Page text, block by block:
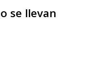
se llevan